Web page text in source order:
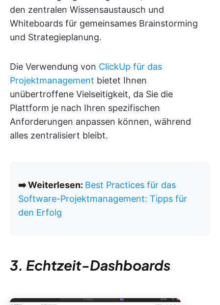
den zentralen Wissensaustausch und
Whiteboards für gemeinsames Brainstorming
und Strategieplanung.
Die Verwendung von ClickUp für das
Projektmanagement bietet Ihnen
unübertroffene Vielseitigkeit, da Sie die
Plattform je nach Ihren spezifischen
Anforderungen anpassen können, während
alles zentralisiert bleibt.
➡️ Weiterlesen: Best Practices für das
Software-Projektmanagement: Tipps für
den Erfolg
3. Echtzeit-Dashboards